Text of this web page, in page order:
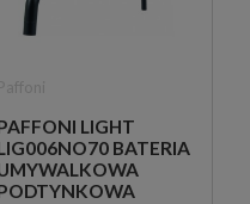
LIGHT
BATERIA